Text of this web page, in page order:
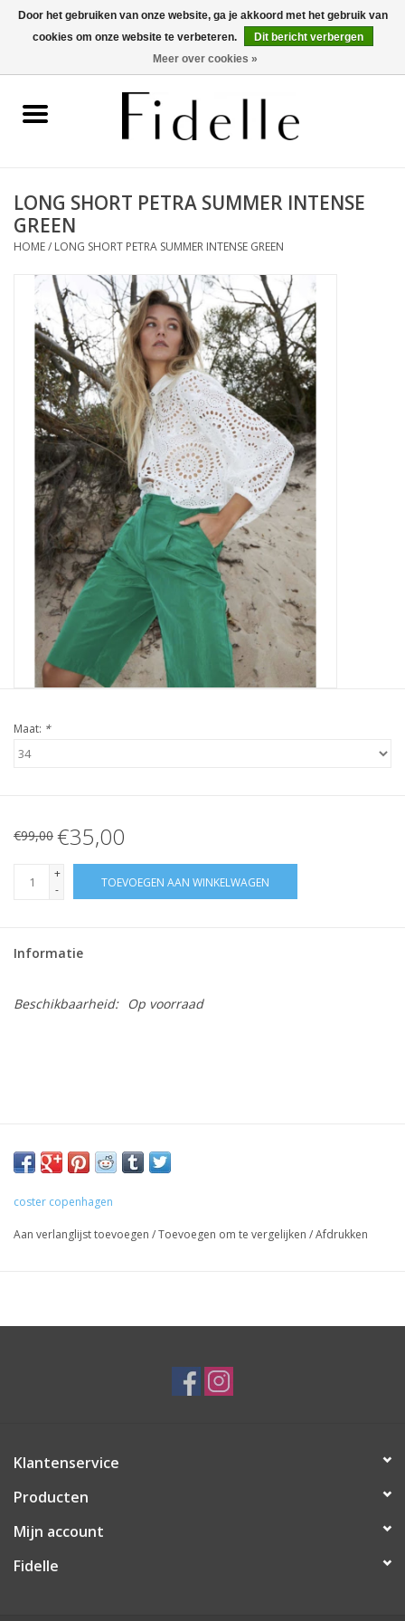
0 Artikelen - €0,00
Schoenen
OUTLET
Merken
LONG SHORT PETRA SUMMER INTENSE
GREEN
HOME/ LONG SHORT PETRA SUMMER INTENSE GREEN
Maat: *
€99,00 €35,00
+
-
TOEVOEGEN AAN WINKELWAGEN
Informatie
Beschikbaarheid: Op voorraad
coster copenhagen
Aan verlanglijst toevoegen /Toevoegen om te vergelijken /Afdrukken
Klantenservice
Producten
Mijn account
Fidelle
Door het gebruiken van onze website, ga je akkoord met het gebruik van
cookies om onze website te verbeteren.
Dit bericht verbergen
Meer over cookies »